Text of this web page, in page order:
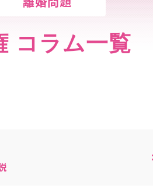
刑事事件
コラム一覧